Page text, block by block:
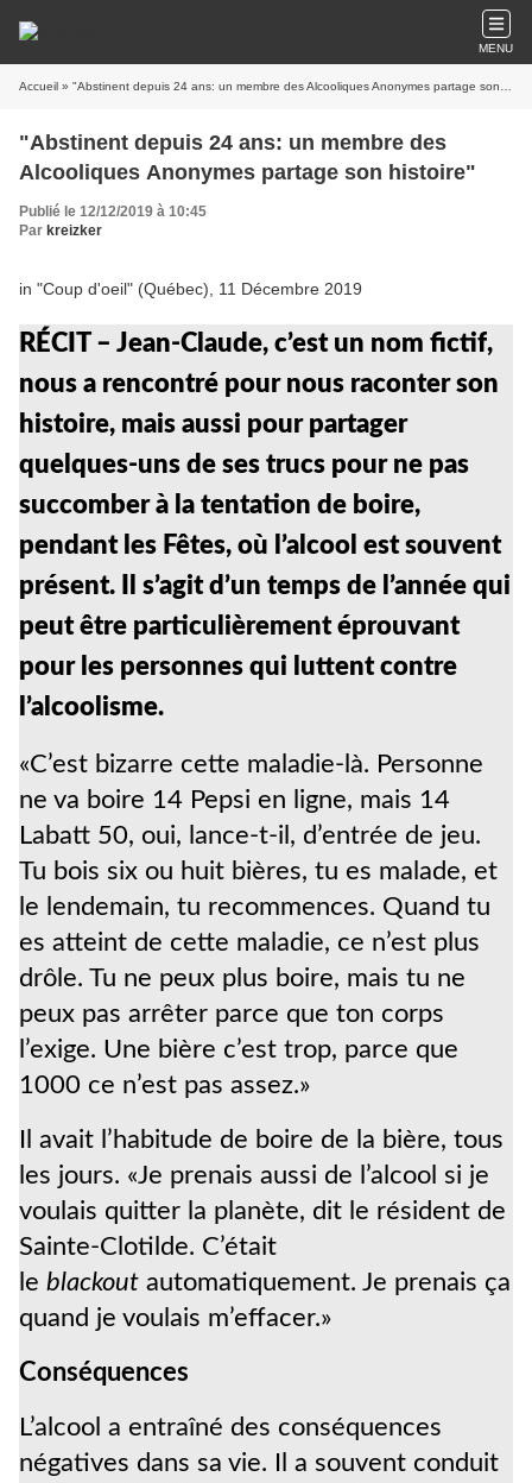
MENU
Accueil » "Abstinent depuis 24 ans: un membre des Alcooliques Anonymes partage son histoire"
"Abstinent depuis 24 ans: un membre des
Alcooliques Anonymes partage son histoire"
Publié le 12/12/2019 à 10:45
Par kreizker
in "Coup d'oeil" (Québec), 11 Décembre 2019
RÉCIT – Jean-Claude, c’est un nom fictif,
nous a rencontré pour nous raconter son
histoire, mais aussi pour partager
quelques-uns de ses trucs pour ne pas
succomber à la tentation de boire,
pendant les Fêtes, où l’alcool est souvent
présent. Il s’agit d’un temps de l’année qui
peut être particulièrement éprouvant
pour les personnes qui luttent contre
l’alcoolisme.
«C’est bizarre cette maladie-là. Personne
ne va boire 14 Pepsi en ligne, mais 14
Labatt 50, oui, lance-t-il, d’entrée de jeu.
Tu bois six ou huit bières, tu es malade, et
le lendemain, tu recommences. Quand tu
es atteint de cette maladie, ce n’est plus
drôle. Tu ne peux plus boire, mais tu ne
peux pas arrêter parce que ton corps
l’exige. Une bière c’est trop, parce que
1000 ce n’est pas assez.»
Il avait l’habitude de boire de la bière, tous
les jours. «Je prenais aussi de l’alcool si je
voulais quitter la planète, dit le résident de
Sainte-Clotilde. C’était
le blackout automatiquement. Je prenais ça
quand je voulais m’effacer.»
Conséquences
L’alcool a entraîné des conséquences
négatives dans sa vie. Il a souvent conduit